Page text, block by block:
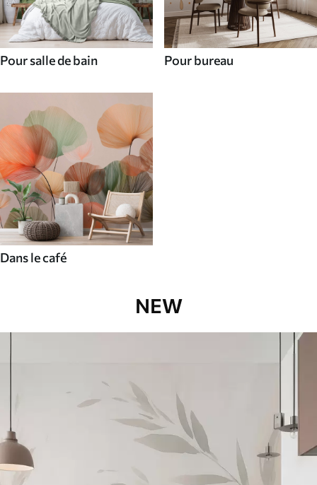
Pour salle de bain Pour bureau
Dans le café
NEW